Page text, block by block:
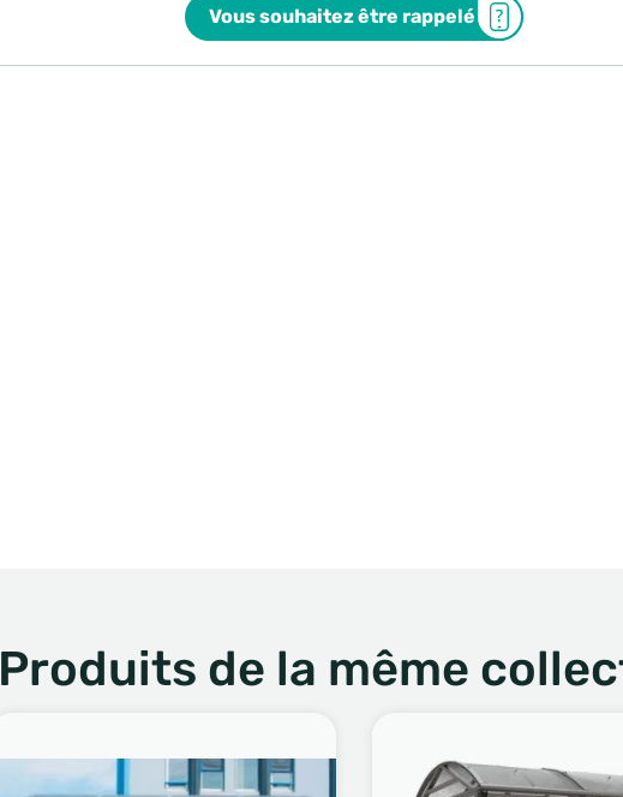
Vous souhaitez être rappelé
Produits de la même